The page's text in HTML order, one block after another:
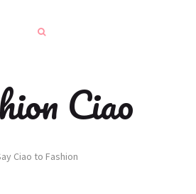
Ciao
Ciao to Fashion